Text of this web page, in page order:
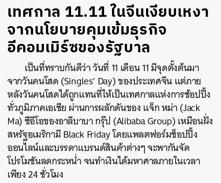
เทศกาล 11.11 ในจีนเงียบเหงา
จากนโยบายคุมเข้มธุรกิจ
อีคอมเมิร์ซของรัฐบาล
เป็นที่ทราบกันดีว่า วันที่ 11 เดือน 11 มีจุดตั้งต้นมา
จากวันคนโสด (Singles’ Day) ของประเทศจีน แต่ภาย
หลังวันคนโสดได้ถูกแทนที่ให้เป็นเทศกาลแห่งการช้อปปิ้ง
ทั่วภูมิภาคเอเชีย ผ่านการผลักดันของแจ็ก หม่า (Jack
Ma) ซีอีโอของอาลีบาบา กรุ๊ป (Alibaba Group)เหมือนฝั่ง
สหรัฐอเมริกามี Black Friday โดยแพลตฟอร์มช็อปปิ้ง
ออนไลน์และบรรดาแบรนด์สินค้าต่างๆ จะพากันจัด
โปรโมชันลดกระหน่ำ จนทำเงินได้มหาศาลภายในเวลา
เพียง 24 ชั่วโมง